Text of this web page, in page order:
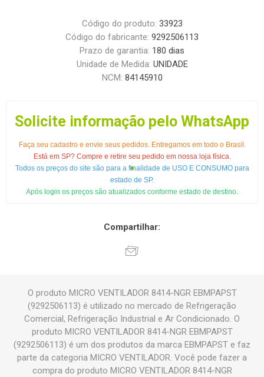
Código do produto: 33923
Código do fabricante: 9292506113
Prazo de garantia: 180 dias
Unidade de Medida: UNIDADE
NCM: 84145910
Solicite informação pelo WhatsApp
Faça seu cadastro e envie seus pedidos. Entregamos em todo o Brasil.
Está em SP? Compre e retire seu pedido em nossa loja física.
Todos os preços do site são para a finalidade de USO E CONSUMO para
estado de SP.
Após login os preços são atualizados conforme estado de destino.
Compartilhar:
O produto MICRO VENTILADOR 8414-NGR EBMPAPST
(9292506113) é utilizado no mercado de Refrigeração
Comercial, Refrigeração Industrial e Ar Condicionado. O
produto MICRO VENTILADOR 8414-NGR EBMPAPST
(9292506113) é um dos produtos da marca EBMPAPST e faz
parte da categoria MICRO VENTILADOR. Você pode fazer a
compra do produto MICRO VENTILADOR 8414-NGR